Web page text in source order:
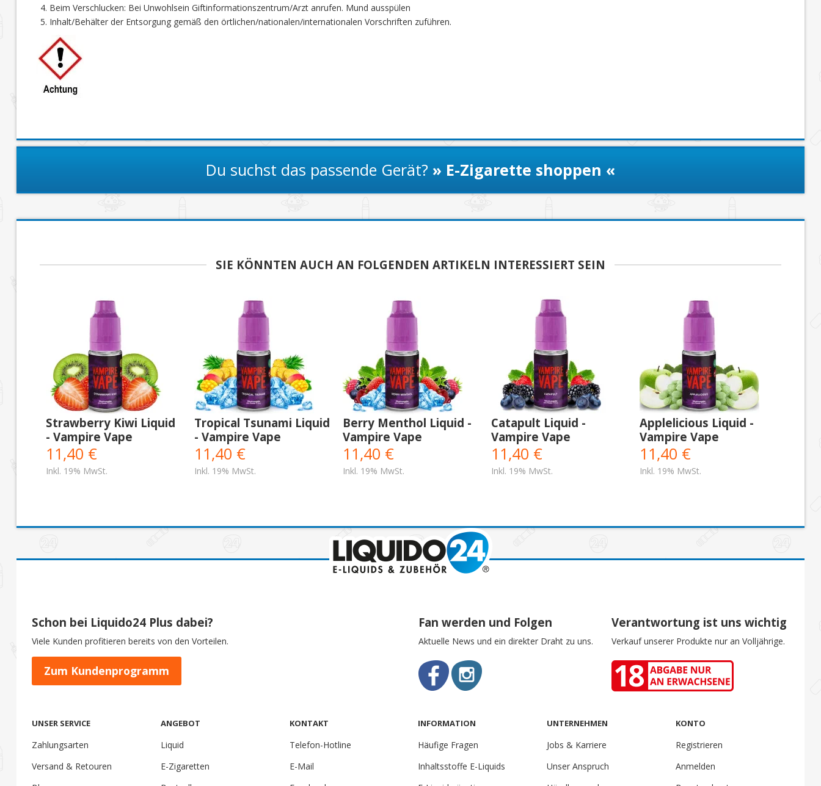
Beim Verschlucken: Bei Unwohlsein Giftinformationszentrum/Arzt anrufen. Mund ausspülen
Inhalt/Behälter der Entsorgung gemäß den örtlichen/nationalen/internationalen Vorschriften zuführen.
Du suchst das passende Gerät? » E-Zigarette shoppen «
SIE KÖNNTEN AUCH AN FOLGENDEN ARTIKELN INTERESSIERT SEIN
Strawberry Kiwi Liquid
- Vampire Vape
11,40 €
Inkl. 19% MwSt.
Tropical Tsunami Liquid
- Vampire Vape
11,40 €
Inkl. 19% MwSt.
Berry Menthol Liquid -
Vampire Vape
11,40 €
Inkl. 19% MwSt.
Catapult Liquid -
Vampire Vape
11,40 €
Inkl. 19% MwSt.
Applelicious Liquid -
Vampire Vape
11,40 €
Inkl. 19% MwSt.
Schon bei Liquido24 Plus dabei?
Viele Kunden profitieren bereits von den Vorteilen.
Zum Kundenprogramm
Fan werden und Folgen
Aktuelle News und ein direkter Draht zu uns.
Verantwortung ist uns wichtig
Verkauf unserer Produkte nur an Volljährige.
UNSER SERVICE
Zahlungsarten
Versand & Retouren
ANGEBOT
Liquid
E-Zigaretten
KONTAKT
Telefon-Hotline
E-Mail
INFORMATION
Häufige Fragen
Inhaltsstoffe E-Liquids
UNTERNEHMEN
Jobs & Karriere
Unser Anspruch
KONTO
Registrieren
Anmelden